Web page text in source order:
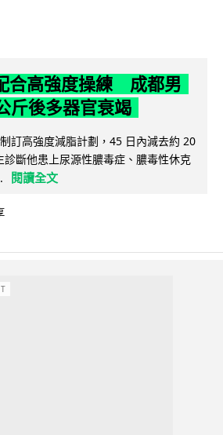
合高強度操練 成都男
斤後多器官衰竭
訂高強度減脂計劃，45 日內減去約 20
診斷他患上尿源性膿毒症、膿毒性休克
閱讀全文